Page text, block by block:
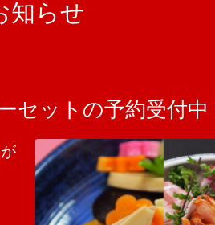
知らせ
セットの予約受付中